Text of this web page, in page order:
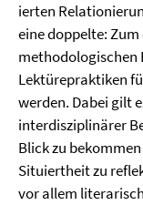
ierten
eine doppelte:
methodologischen
Lektürepraktiken
werden. Dabei gilt
interdisziplinärer
Blick zu
Situiertheit zu
vor allem